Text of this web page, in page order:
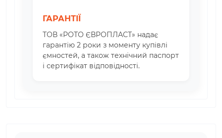
ГАРАНТІЇ
ТОВ «РОТО ЄВРОПЛАСТ» надає
гарантію 2 роки з моменту купівлі
ємностей, а також технічний паспорт
і сертифікат відповідності.